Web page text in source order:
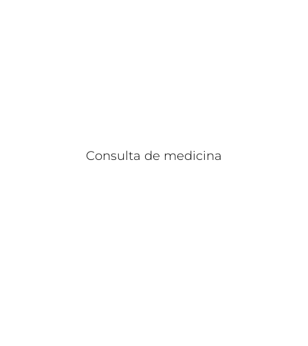
Consulta de medicina